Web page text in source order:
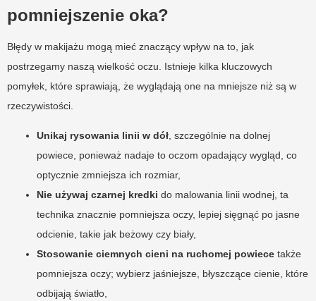
pomniejszenie oka?
Błędy w makijażu mogą mieć znaczący wpływ na to, jak
postrzegamy naszą wielkość oczu. Istnieje kilka kluczowych
pomyłek, które sprawiają, że wyglądają one na mniejsze niż są w
rzeczywistości.
Unikaj rysowania linii w dół , szczególnie na dolnej
powiece, ponieważ nadaje to oczom opadający wygląd, co
optycznie zmniejsza ich rozmiar,
Nie używaj czarnej kredki do malowania linii wodnej, ta
technika znacznie pomniejsza oczy, lepiej sięgnąć po jasne
odcienie, takie jak beżowy czy biały,
Stosowanie ciemnych cieni na ruchomej powiece także
pomniejsza oczy; wybierz jaśniejsze, błyszczące cienie, które
odbijają światło,